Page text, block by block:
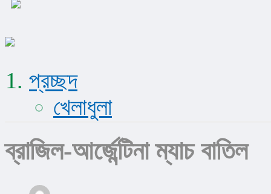
প্রচ্ছদ
খেলাধুলা
ব্রাজিল-আর্জেন্টিনা ম্যাচ বাতিল